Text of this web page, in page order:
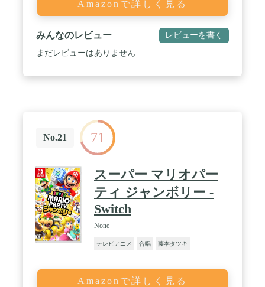
Amazonで詳しく見る
みんなのレビュー レビューを書く
まだレビューはありません
No.21 71
スーパー マリオパー
ティ ジャンボリー -
Switch
None
テレビアニメ 合唱 藤本タツキ
Amazonで詳しく見る